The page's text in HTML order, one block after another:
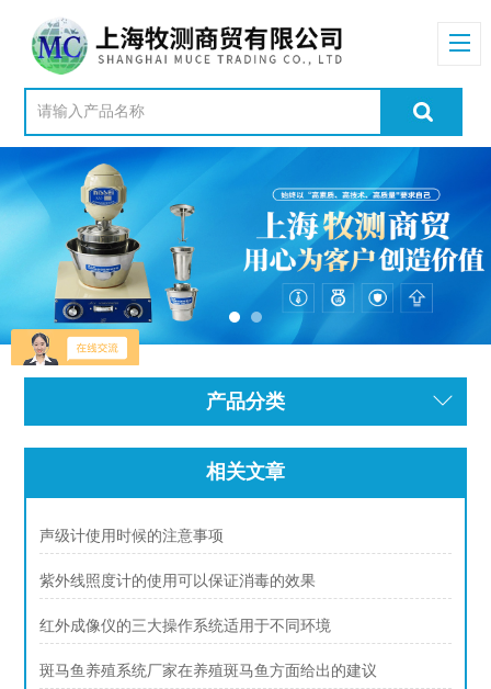
产品分类
相关文章
声级计使用时候的注意事项
紫外线照度计的使用可以保证消毒的效果
红外成像仪的三大操作系统适用于不同环境
斑马鱼养殖系统厂家在养殖斑马鱼方面给出的建议